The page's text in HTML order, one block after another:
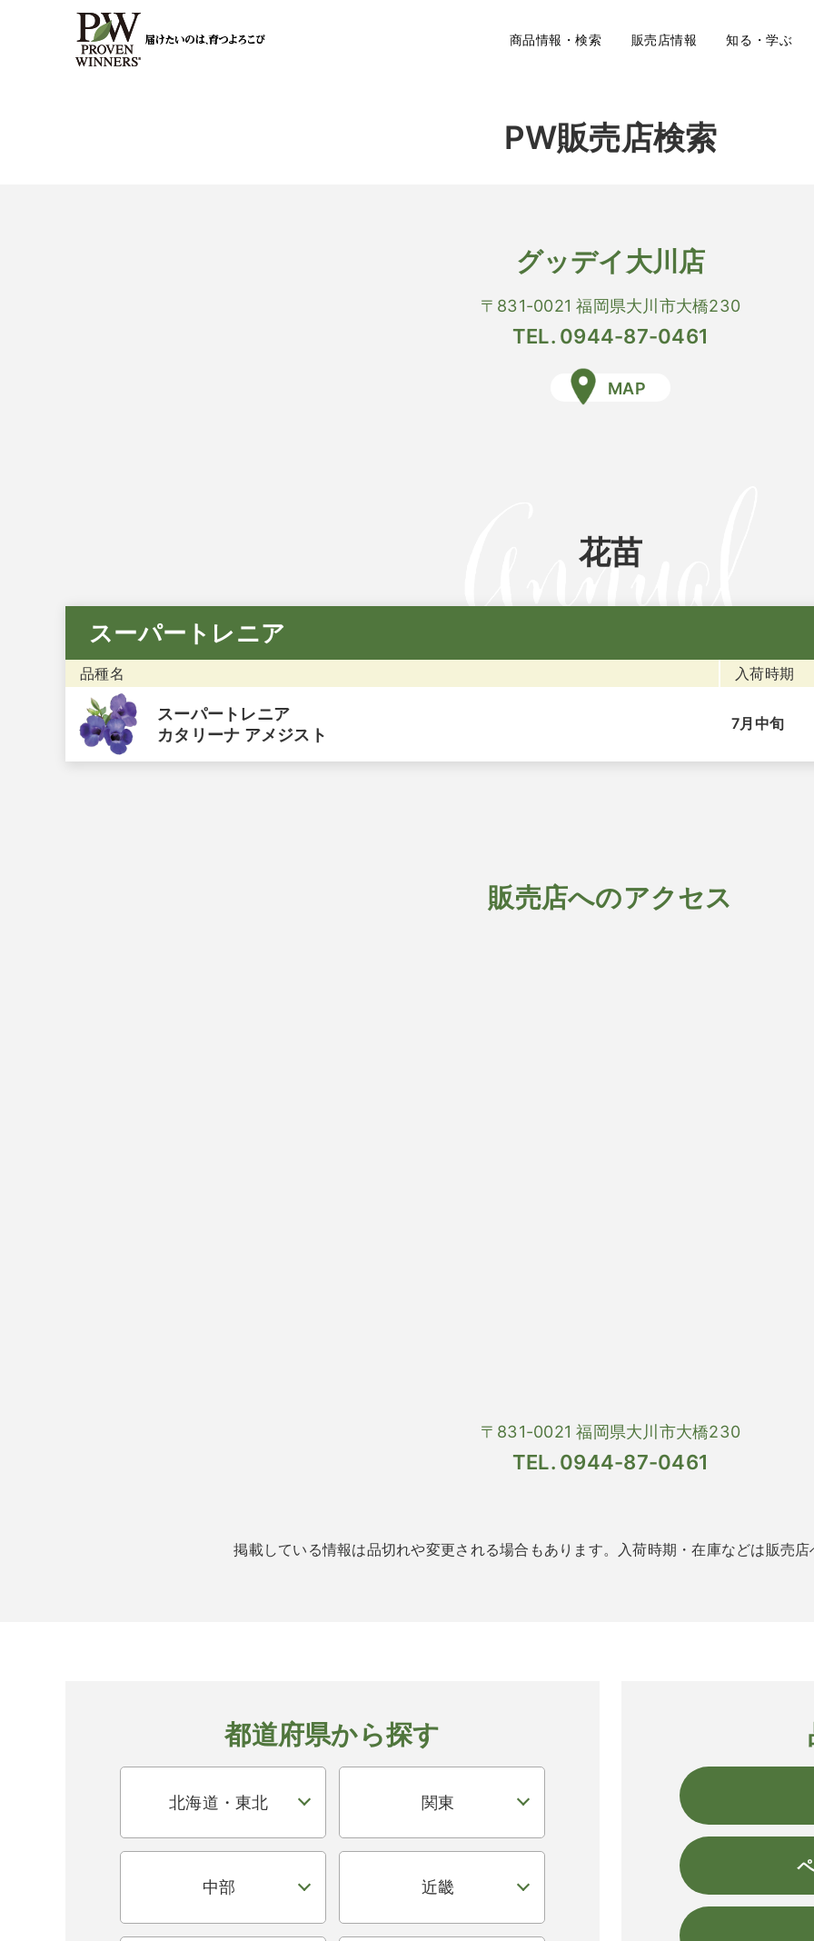
商品情報・検索 販売店情報 知る・学ぶ
PW販売店検索
グッデイ大川店
〒831-0021 福岡県大川市大橋230
TEL. 0944-87-0461
MAP
花苗
スーパートレニア
品種名 入荷時期
スーパートレニア
カタリーナ アメジスト
7月中旬
販売店へのアクセス
〒831-0021 福岡県大川市大橋230
TEL. 0944-87-0461
掲載している情報は品切れや変更される場合もあります。入荷時期・在庫などは販売店
都道府県から探す
北海道・東北 関東
中部 近畿